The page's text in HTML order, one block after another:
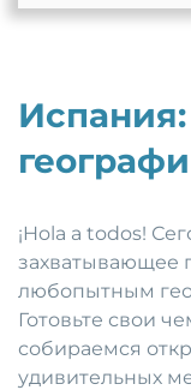
¡Hola a todos!
захватывающее
любопытным
Готовьте свои
собираемся
удивительных